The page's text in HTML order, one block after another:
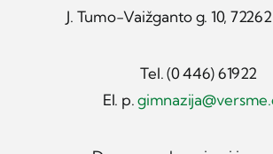
J. Tumo-Vaižganto g. 10,
Tel. (0 446) 61922
El. p.